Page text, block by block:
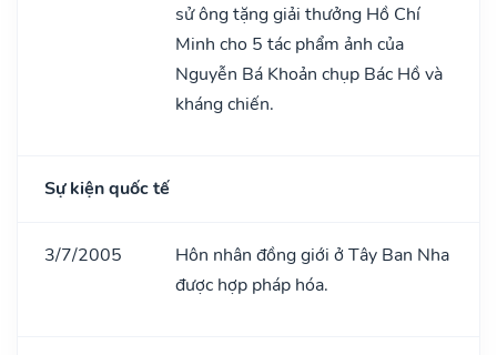
sử ông tặng giải thưởng Hồ Chí
Minh cho 5 tác phẩm ảnh của
Nguyễn Bá Khoản chụp Bác Hồ và
kháng chiến.
Sự kiện quốc tế
3/7/2005
Hôn nhân đồng giới ở Tây Ban Nha
được hợp pháp hóa.